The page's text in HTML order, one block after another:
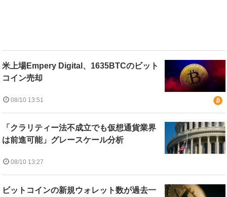
米上場Empery Digital、1635BTCのビット
コイン売却
08/10 13:51
「クラリティー法不成立でも仮想通貨業界
は前進可能」グレースケール分析
08/10 13:27
ビットコインの新規ウォレット数が過去一